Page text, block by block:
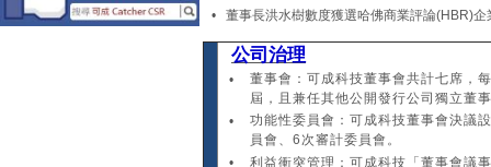
• 董事長洪水樹數度獲選哈佛商業評論(HBR)企
公司治理
•
董事會：可成科技董事會共計七席，
屆，且兼任其他公開發行公司獨立董
•
功能性委員會：可成科技董事會決議
員會、6次審計委員會。
•
利益衝突管理：可成科技「董事會議